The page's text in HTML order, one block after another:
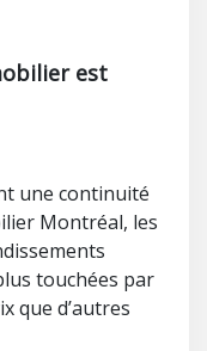
est
une continuité
Montréal, les
touchées par
que d’autres